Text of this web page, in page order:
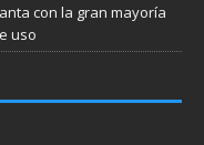
con la gran mayoría
uso